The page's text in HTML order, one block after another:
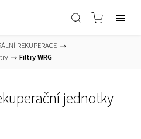
REKUPERACE /
/ Filtry WRG
jednotky